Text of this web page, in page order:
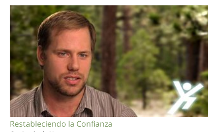
Restableciendo la Confianza